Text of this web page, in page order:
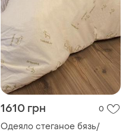
1610 грн 0
Одеяло стеганое бязь/